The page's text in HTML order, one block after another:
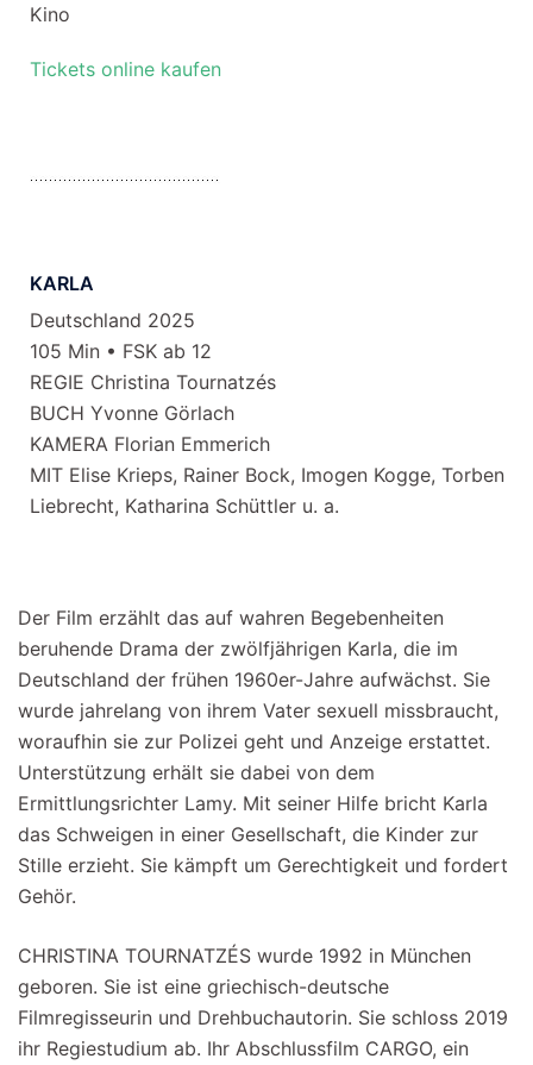
Kino
Tickets online kaufen
KARLA
Deutschland 2025
105 Min • FSK ab 12
REGIE Christina Tournatzés
BUCH Yvonne Görlach
KAMERA Florian Emmerich
MIT Elise Krieps, Rainer Bock, Imogen Kogge, Torben
Liebrecht, Katharina Schüttler u. a.
Der Film erzählt das auf wahren Begebenheiten
beruhende Drama der zwölfjährigen Karla, die im
Deutschland der frühen 1960er-Jahre aufwächst. Sie
wurde jahrelang von ihrem Vater sexuell missbraucht,
woraufhin sie zur Polizei geht und Anzeige erstattet.
Unterstützung erhält sie dabei von dem
Ermittlungsrichter Lamy. Mit seiner Hilfe bricht Karla
das Schweigen in einer Gesellschaft, die Kinder zur
Stille erzieht. Sie kämpft um Gerechtigkeit und fordert
Gehör.
CHRISTINA TOURNATZÉS wurde 1992 in München
geboren. Sie ist eine griechisch-deutsche
Filmregisseurin und Drehbuchautorin. Sie schloss 2019
ihr Regiestudium ab. Ihr Abschlussfilm CARGO, ein